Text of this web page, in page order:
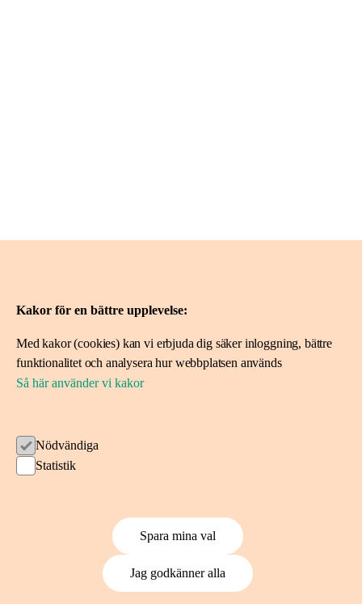
Mer om oss
Spara i fonden
08-788 10 00
Kakor för en bättre upplevelse:
Med kakor (cookies) kan vi erbjuda dig säker inloggning, bättre
funktionalitet och analysera hur webbplatsen används
Så här använder vi kakor
Nödvändiga
Statistik
Spara mina val
Jag godkänner alla